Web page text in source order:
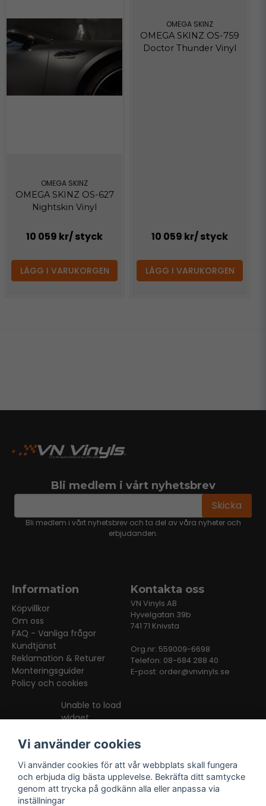
OMEGA SKINZ
OMEGA SKINZ OS-627
Nightskin Vinyl
10 059 kr/ styck
LÄGG I VARUKORGEN
OMEGA SKINZ
OMEGA SKINZ OS-759
Doctor Thunder Vinyl
10 059 kr/ styck
LÄGG I VARUKORGEN
Bli medlem i vårt nyhetsbrev
email Skicka
Bli medlem i vårt nyhetsbrev och ta del av våra nyheter och
erbjudanden.
Information
Köpvillkor
Om oss
FAQ - Vanliga frågor
Kundtjänst
Reklamation & Returer
Monteringsguider
Policy och cookies
Kontakta oss
VN Vinyls AB
Hyvelgatan 39b
741 71 Knivsta
Org.nr: 559009-6698
Telefon: 08-684 288 40
E-post: order@vnvinyls.se
Unable to load
widget
Vi använder cookies
Vi använder cookies för att vår webbplats skall fungera
och erbjuda dig bästa upplevelse. Bekräfta ditt samtycke
genom att trycka på godkänn alla eller anpassa via
inställningar